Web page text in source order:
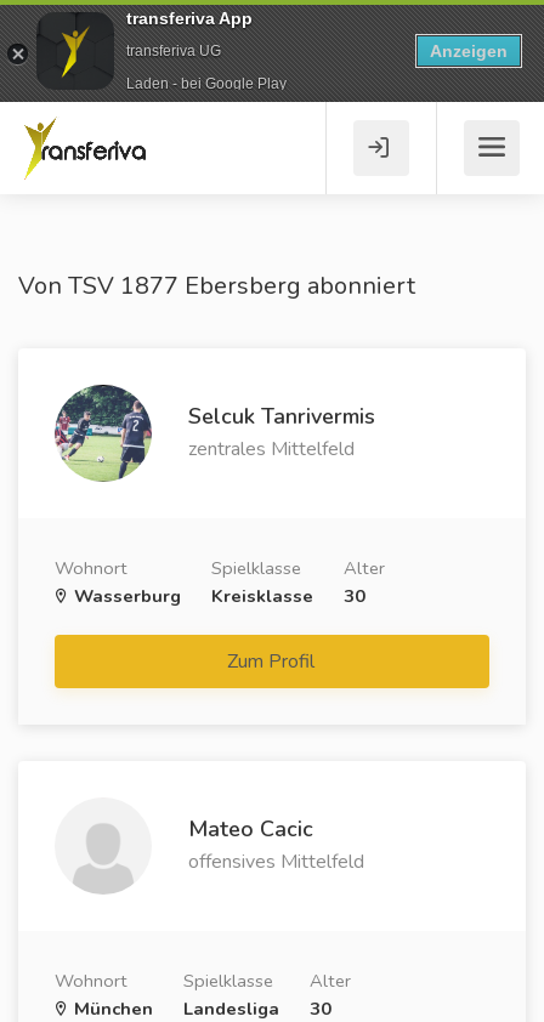
Von TSV 1877 Ebersberg abonniert
Selcuk Tanrivermis
zentrales Mittelfeld
Wohnort
Wasserburg
Spielklasse
Kreisklasse
Alter
30
Zum Profil
Mateo Cacic
offensives Mittelfeld
Wohnort
München
Spielklasse
Landesliga
Alter
30
transferiva App
transferiva UG
Laden - bei Google Play
Anzeigen